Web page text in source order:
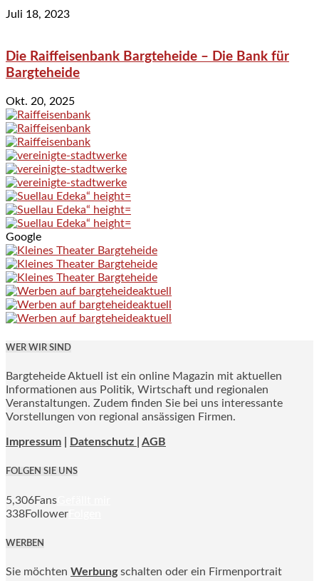
Juli 18, 2023
Die Raiffeisenbank Bargteheide – Die Bank für
Bargteheide
Okt. 20, 2025
Google
WER WIR SIND
Bargteheide Aktuell ist ein online Magazin mit aktuellen
Informationen aus Politik, Wirtschaft und regionalen
Veranstaltungen. Zudem finden Sie bei uns interessante
Vorstellungen von regional ansässigen Firmen.
Impressum Datenschutz | AGB
FOLGEN SIE UNS
5,306Fans
338Follower
WERBEN
Sie möchten Werbung schalten oder ein Firmenportrait